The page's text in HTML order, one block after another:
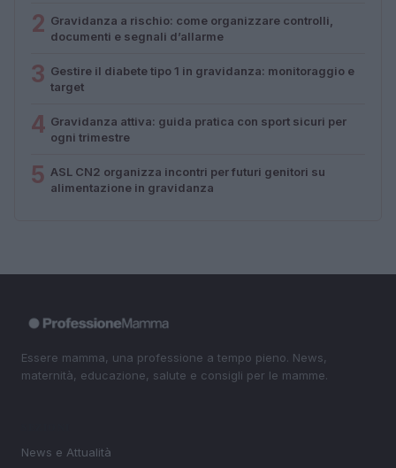
2 Gravidanza a rischio: come organizzare controlli,
documenti e segnali d’allarme
3 Gestire il diabete tipo 1 in gravidanza: monitoraggio e
target
4 Gravidanza attiva: guida pratica con sport sicuri per
ogni trimestre
5 ASL CN2 organizza incontri per futuri genitori su
alimentazione in gravidanza
Essere mamma, una professione a tempo pieno. News,
maternità, educazione, salute e consigli per le mamme.
News e Attualità